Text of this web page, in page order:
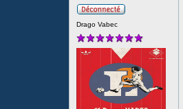
Drago Vabec